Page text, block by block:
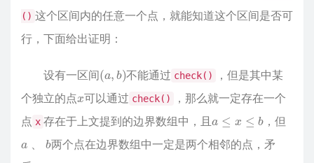
() 这个区间内的任意一个点，就能知道这个区间是否可
行，下面给出证明：
设有一区间 (a b) 不能通过 check()
，但是其中某
个独立的点 可以通过 check()
，那么就一定存在一个
点 x 存在于上文提到的边界数组中，且 x ，但
、
b 两个点在边界数组中一定是两个相邻的点，矛